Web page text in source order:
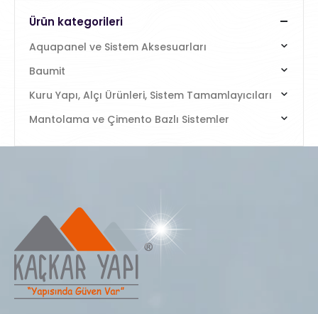
Ürün kategorileri
Aquapanel ve Sistem Aksesuarları
Baumit
Kuru Yapı, Alçı Ürünleri, Sistem Tamamlayıcıları
Mantolama ve Çimento Bazlı Sistemler